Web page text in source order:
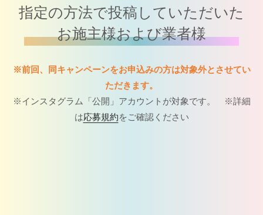
指定の方法で投稿していただいた
お施主様および業者様
※前回、同キャンペーンをお申込みの方は対象外とさせてい
ただきます。
※インスタグラム「公開」アカウントが対象です。 ※詳細
は応募規約をご確認ください